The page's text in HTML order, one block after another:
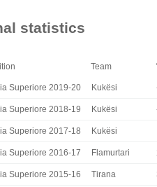
statistics
Team
Superiore 2019-20 Kukësi
Superiore 2018-19 Kukësi
Superiore 2017-18 Kukësi
Superiore 2016-17 Flamurtari
Superiore 2015-16 Tirana